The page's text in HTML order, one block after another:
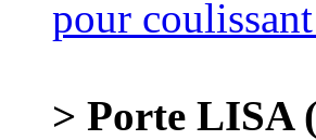
> Porte LISA